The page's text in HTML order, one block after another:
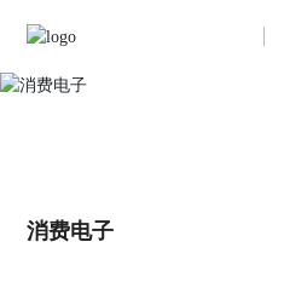
消费电子